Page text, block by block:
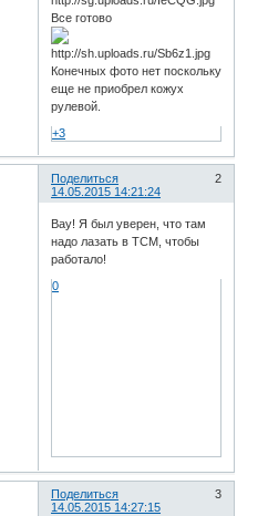
Все готово
Конечных фото нет поскольку
еще не приобрел кожух
рулевой.
+3
Поделиться
2
14.05.2015 14:21:24
Вау! Я был уверен, что там
надо лазать в TCM, чтобы
работало!
0
Поделиться
3
14.05.2015 14:27:15